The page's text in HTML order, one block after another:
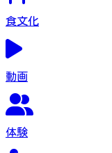
食文化
動画
体験